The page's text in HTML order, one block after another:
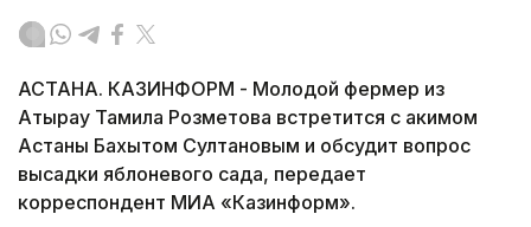
АСТАНА. КАЗИНФОРМ - Молодой фермер из
Атырау Тамила Розметова встретится с акимом
Астаны Бахытом Султановым и обсудит вопрос
высадки яблоневого сада, передает
корреспондент МИА «Казинформ».